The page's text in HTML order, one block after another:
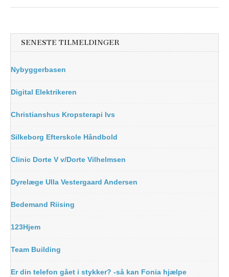
SENESTE TILMELDINGER
Nybyggerbasen
Digital Elektrikeren
Christianshus Kropsterapi Ivs
Silkeborg Efterskole Håndbold
Clinic Dorte V v/Dorte Vilhelmsen
Dyrelæge Ulla Vestergaard Andersen
Bedemand Riising
123Hjem
Team Building
Er din telefon gået i stykker? -så kan Fonia hjælpe